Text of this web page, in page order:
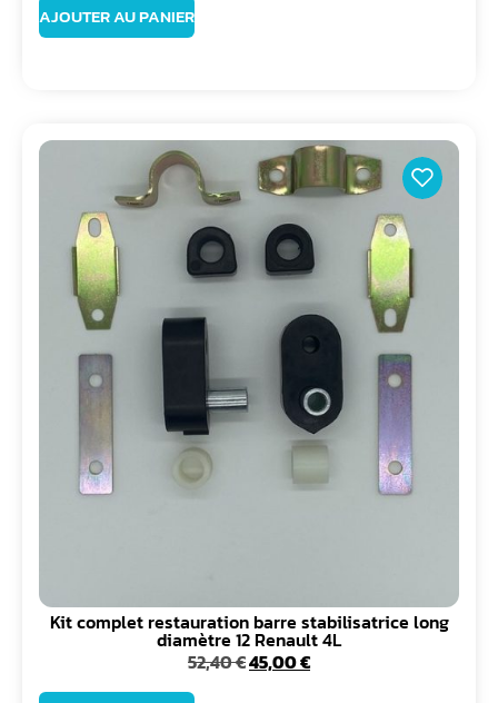
AJOUTER AU PANIER
Kit complet restauration barre stabilisatrice long
diamètre 12 Renault 4L
52,40€45,00€